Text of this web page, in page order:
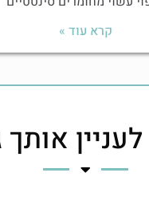
קרא עוד »
לעניין